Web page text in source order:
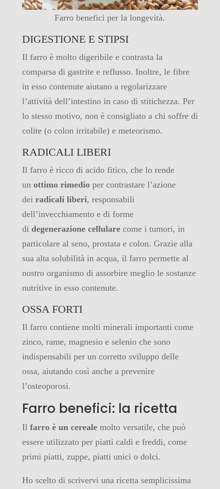
Farro benefici per la longevità.
DIGESTIONE E STIPSI
Il farro è molto digeribile e contrasta la
comparsa di gastrite e reflusso. Inoltre, le fibre
in esso contenute aiutano a regolarizzare
l’attività dell’intestino in caso di stitichezza. Per
lo stesso motivo, non è consigliato a chi soffre di
colite (o colon irritabile) e meteorismo.
RADICALI LIBERI
Il farro è ricco di acido fitico, che lo rende
un ottimo rimedioper contrastare l’azione
dei radicali liberi, responsabili
dell’invecchiamento e di forme
di degenerazione cellularecome i tumori, in
particolare al seno, prostata e colon. Grazie alla
sua alta solubilità in acqua, il farro permette al
nostro organismo di assorbire meglio le sostanze
nutritive in esso contenute.
OSSA FORTI
Il farro contiene molti minerali importanti come
zinco, rame, magnesio e selenio che sono
indispensabili per un corretto sviluppo delle
ossa, aiutando così anche a prevenire
l’osteoporosi.
Farro benefici: la ricetta
Il farro è un cerealemolto versatile, che può
essere utilizzato per piatti caldi e freddi, come
primi piatti, zuppe, piatti unici o dolci.
Ho scelto di scrivervi una ricetta semplicissima